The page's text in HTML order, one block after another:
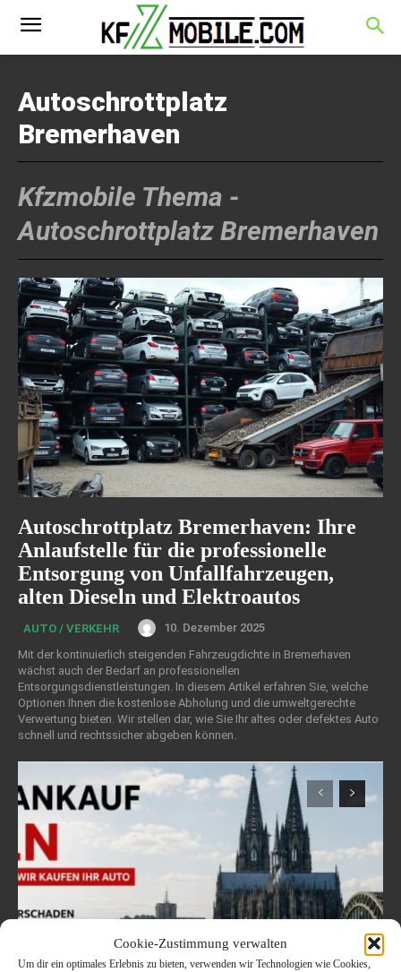
Cookie-Zustimmung verwalten
Um dir ein optimales Erlebnis zu bieten, verwenden wir Technologien wie Cookies,
Autoschrottplatz
Bremerhaven
Kfzmobile Thema -
Autoschrottplatz Bremerhaven
Autoschrottplatz Bremerhaven: Ihre
Anlaufstelle für die professionelle
Entsorgung von Unfallfahrzeugen,
alten Dieseln und Elektroautos
AUTO / VERKEHR
10. Dezember 2025
Mit der kontinuierlich steigenden Fahrzeugdichte in Bremerhaven
wächst auch der Bedarf an professionellen
Entsorgungsdienstleistungen. In diesem Artikel erfahren Sie, welche
Optionen Ihnen die kostenlose Abholung und die umweltgerechte
Verwertung bieten. Wir stellen dar, wie Sie Ihr altes oder defektes Auto
schnell und rechtssicher abgeben können.